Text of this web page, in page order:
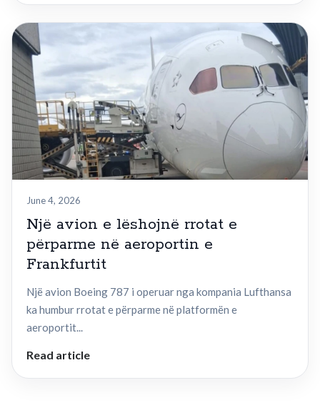
June 4, 2026
Një avion e lëshojnë rrotat e
përparme në aeroportin e
Frankfurtit
Një avion Boeing 787 i operuar nga kompania Lufthansa
ka humbur rrotat e përparme në platformën e
aeroportit...
Read article